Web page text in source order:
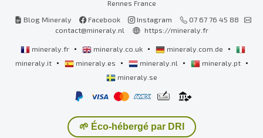
Rennes France
Blog Mineraly
Facebook Instagram
07 67 76 45 88
contact@mineraly.nl
https://mineraly.fr
mineraly.fr • mineraly.co.uk • mineraly.com.de •
mineraly.it • mineraly.es • mineraly.nl • mineraly.pt •
mineraly.se
🌱 Éco-hébergé par DRI